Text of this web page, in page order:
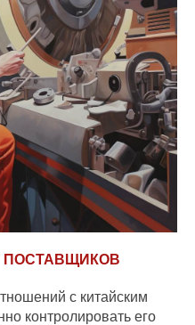
ПОСТАВЩИКОВ
с китайским
контролировать его